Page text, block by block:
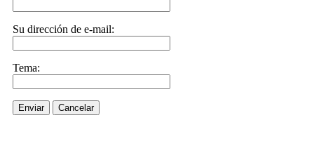
Su dirección de e-mail:
Tema:
Enviar Cancelar